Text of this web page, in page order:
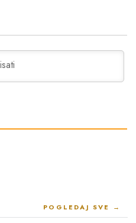
POGLEDAJ SVE →